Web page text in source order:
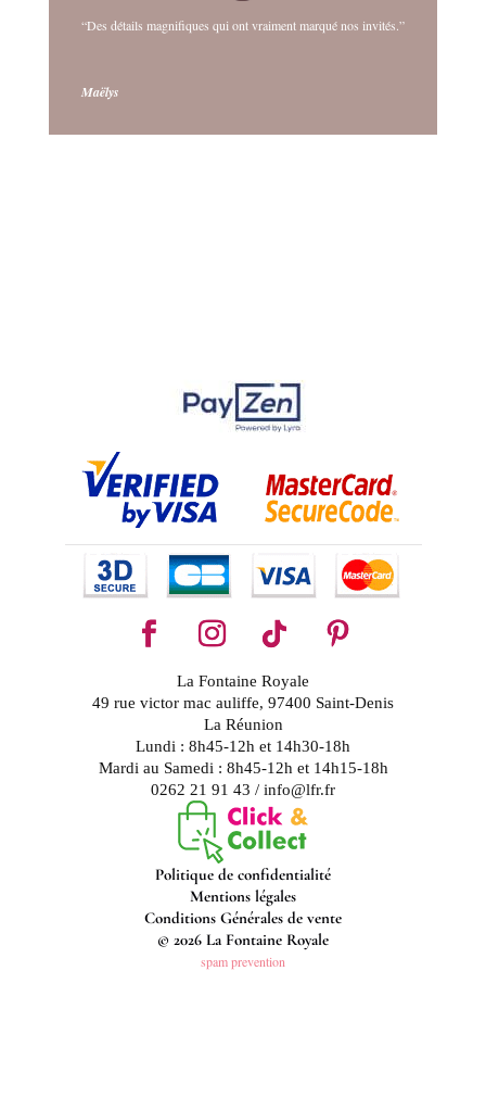
“Des détails magnifiques qui ont vraiment marqué nos invités.”
Maëlys
La Fontaine Royale
49 rue victor mac auliffe, 97400 Saint-Denis
La Réunion
Lundi : 8h45-12h et 14h30-18h
Mardi au Samedi : 8h45-12h et 14h15-18h
0262 21 91 43 / info@lfr.fr
Politique de confidentialité
Mentions légales
Conditions Générales de vente
© 2026 La Fontaine Royale
spam prevention